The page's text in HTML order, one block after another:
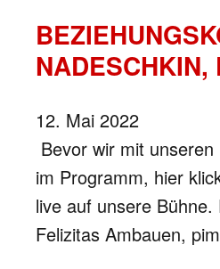
NADESCHKIN,
12. Mai 2022
Bevor wir mit
im Programm, hier
live auf unsere
Felizitas Ambauen,